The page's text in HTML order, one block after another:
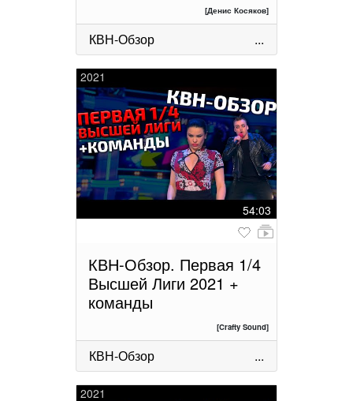
[Денис Косяков]
КВН-Обзор ...
2021
54:03
КВН-Обзор. Первая 1/4
Высшей Лиги 2021 +
команды
[Crafty Sound]
КВН-Обзор ...
2021